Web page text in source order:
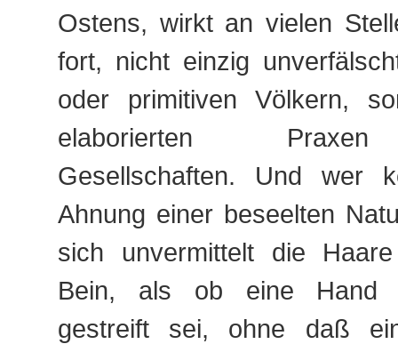
Ostens, wirkt an vielen
fort, nicht einzig
oder primitiven Völkern,
elaborierten
Gesellschaften. Und wer
Ahnung einer beseelten
sich unvermittelt die
Bein, als ob eine Hand
gestreift sei, ohne daß